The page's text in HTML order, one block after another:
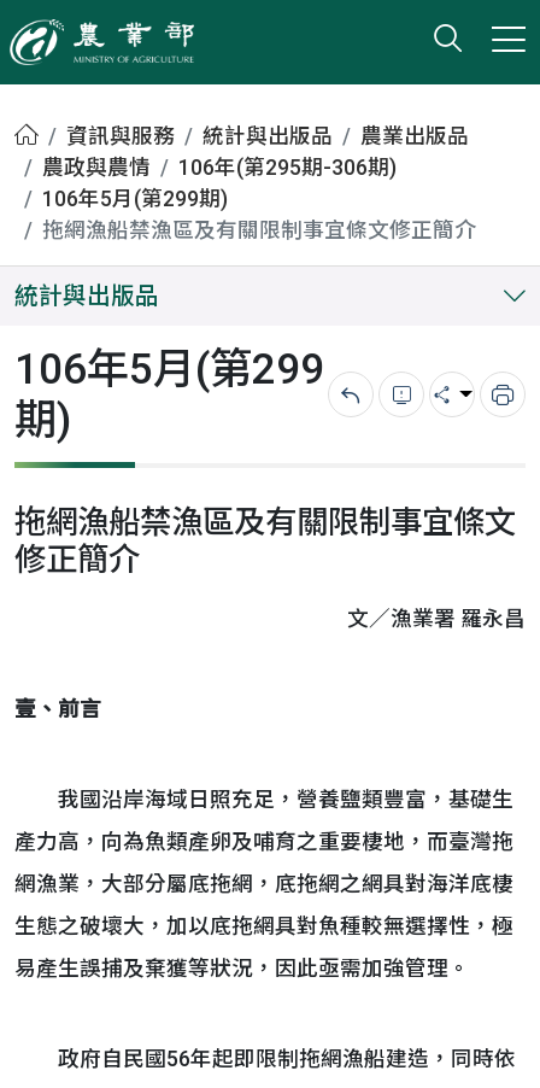
農業部
打開
小版
首頁資訊與服務 統計與出版品
農業出版品
農政與農情
106年(第295期-306期)
106年5月(第299期)
拖網漁船禁漁區及有關限制事宜條文修正簡介
統計與出版品
106年5月(第299
期)
回上一頁錯誤回報
分享 列
拖網漁船禁漁區及有關限制事宜條文
修正簡介
文／漁業署 羅永昌
壹、前言
我國沿岸海域日照充足，營養鹽類豐富，基礎生
產力高，向為魚類產卵及哺育之重要棲地，而臺灣拖
網漁業，大部分屬底拖網，底拖網之網具對海洋底棲
生態之破壞大，加以底拖網具對魚種較無選擇性，極
易產生誤捕及棄獲等狀況，因此亟需加強管理。
政府自民國56年起即限制拖網漁船建造，同時依